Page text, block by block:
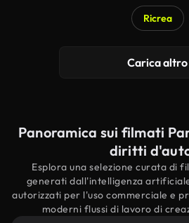
Ricrea
Carica altro
Panoramica sui filmati
diritti
Esplora una selezione curata di
generati dall'intelligenza
autorizzati per l'uso commerciale e
moderni flussi di lavoro di